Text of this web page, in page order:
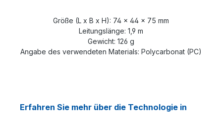
Größe (L x B x H): 74 x 44 x 75 mm
Leitungslänge: 1,9 m
Gewicht: 126 g
Angabe des verwendeten Materials: Polycarbonat (PC)
Erfahren Sie mehr über die Technologie in